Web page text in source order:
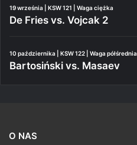
19 września | KSW 121 | Waga ciężka
De Fries vs. Vojcak 2
10 października | KSW 122 | Waga półśrednia
Bartosiński vs. Masaev
O NAS